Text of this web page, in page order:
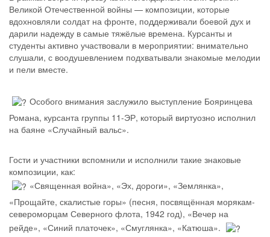
Великой Отечественной войны — композиции, которые
вдохновляли солдат на фронте, поддерживали боевой дух и
дарили надежду в самые тяжёлые времена. Курсанты и
студенты активно участвовали в мероприятии: внимательно
слушали, с воодушевлением подхватывали знакомые мелодии
и пели вместе.
Особого внимания заслужило выступление Бояринцева
Романа, курсанта группы 11-ЭР, который виртуозно исполнил
на баяне «Случайный вальс».
Гости и участники вспомнили и исполнили такие знаковые
композиции, как:
«Священная война», «Эх, дороги», «Землянка»,
«Прощайте, скалистые горы» (песня, посвящённая морякам-
североморцам Северного флота, 1942 год), «Вечер на
рейде», «Синий платочек», «Смуглянка», «Катюша».